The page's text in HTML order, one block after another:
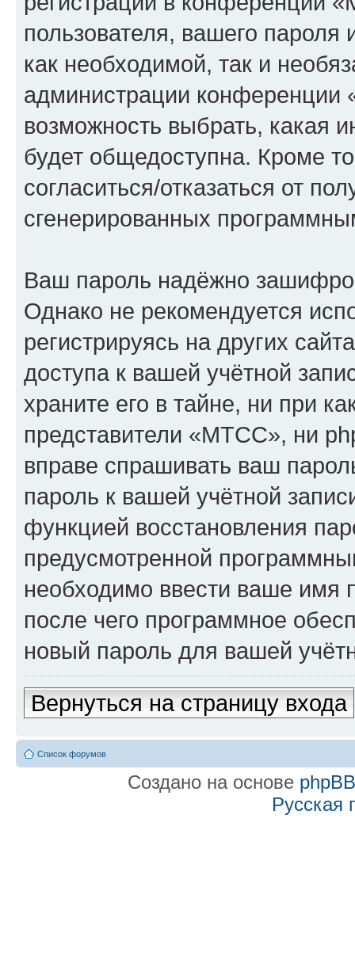
пользователя, вашего
как необходимой, так и
администрации
возможность выбрать, какая
будет общедоступна. Кроме
согласиться/отказаться от
сгенерированных
Ваш пароль надёжно
Однако не рекомендуется
регистрируясь на других
доступа к вашей учётной
храните его в тайне, ни при
представители «МТСС», ни
вправе спрашивать ваш
пароль к вашей учётной
функцией восстановления
предусмотренной
необходимо ввести ваше имя
после чего программное
новый пароль для вашей
Вернуться на страницу входа
Список форумов
Создано на основе phpBB
Русская